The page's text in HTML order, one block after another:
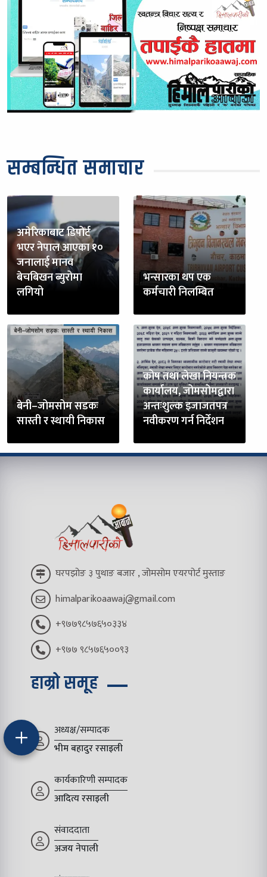
सम्बन्धित समाचार
अमेरिकाबाट डिपोर्ट
भएर नेपाल आएका १०
जनालाई मानव
बेचबिखन ब्युरोमा
लगियो
भन्सारका थप एक
कर्मचारी निलम्बित
बेनी–जोमसोम सडकः
सास्ती र स्थायी निकास
कोष तथा लेखा नियन्त्रक
कार्यालय, जोमसोमद्वारा
अन्तःशुल्क इजाजतपत्र
नवीकरण गर्न निर्देशन
घरपझोङ ३ पुथाङ बजार , जोमसोम एयरपोर्ट मुस्ताङ
himalparikoaawaj@gmail.com
+९७७९८५७६५०३३४
+९७७ ९८५७६५००९३
हाम्रो समूह
अध्यक्ष/सम्पादक
भीम बहादुर रसाइली
कार्यकारिणी सम्पादक
आदित्य रसाइली
संवाददाता
अजय नेपाली